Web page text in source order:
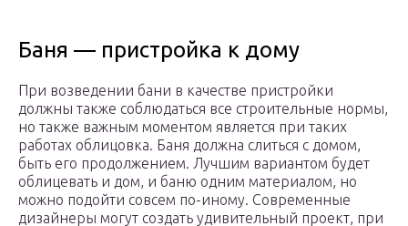
Баня — пристройка к дому
При возведении бани в качестве пристройки
должны также соблюдаться все строительные нормы,
но также важным моментом является при таких
работах облицовка. Баня должна слиться с домом,
быть его продолжением. Лучшим вариантом будет
облицевать и дом, и баню одним материалом, но
можно подойти совсем по-иному. Современные
дизайнеры могут создать удивительный проект, при